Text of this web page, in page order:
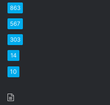
863
567
303
14
10